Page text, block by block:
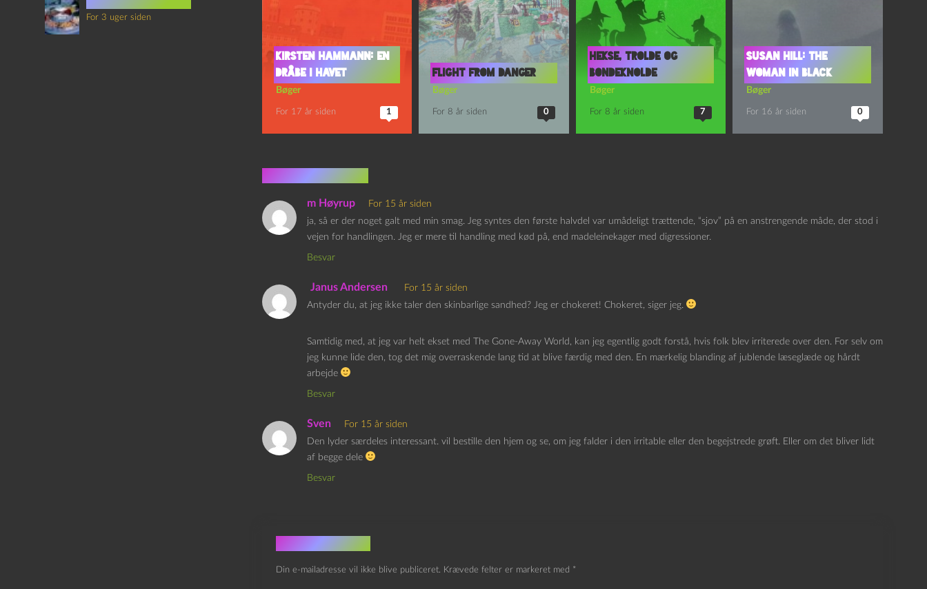
Kirsten Hammann: En
dråbe i havet
Bøger
For 17 år siden 1
Flight from Danger
Bøger
For 8 år siden 0
Hekse, trolde og
bondeknolde
Bøger
For 8 år siden 7
Susan Hill: The
Woman in Black
Bøger
For 16 år siden 0
3 kommentarer
m Høyrup
For 15 år siden
ja, så er der noget galt med min smag. Jeg syntes den første halvdel var umådeligt trættende, “sjov” på en anstrengende måde, der stod i
vejen for handlingen. Jeg er mere til handling med kød på, end madeleinekager med digressioner.
Besvar
Janus Andersen
For 15 år siden
Antyder du, at jeg ikke taler den skinbarlige sandhed? Jeg er chokeret! Chokeret, siger jeg.
Samtidig med, at jeg var helt ekset med The Gone-Away World, kan jeg egentlig godt forstå, hvis folk blev irriterede over den. For selv om
jeg kunne lide den, tog det mig overraskende lang tid at blive færdig med den. En mærkelig blanding af jublende læseglæde og hårdt
arbejde
Besvar
Sven
For 15 år siden
Den lyder særdeles interessant. vil bestille den hjem og se, om jeg falder i den irritable eller den begejstrede grøft. Eller om det bliver lidt
af begge dele
Besvar
Skriv et svar
Din e-mailadresse vil ikke blive publiceret. Krævede felter er markeret med *
For 3 uger siden